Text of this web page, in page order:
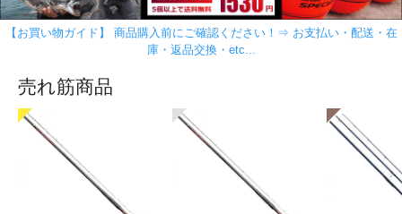
【お買い物ガイド】 商品購入前にご確認ください！⇒ お支払い・配送・在
庫・返品交換・etc...
売れ筋商品